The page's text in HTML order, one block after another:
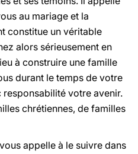
au mariage et la
constitue un véritable
alors sérieusement en
à construire une famille
durant le temps de votre
responsabilité votre avenir.
chrétiennes, de familles
appelle à le suivre dans